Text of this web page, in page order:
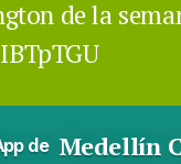
de la
de Medellín